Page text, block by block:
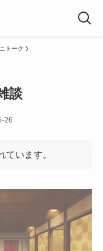
トーク
談
26
います。